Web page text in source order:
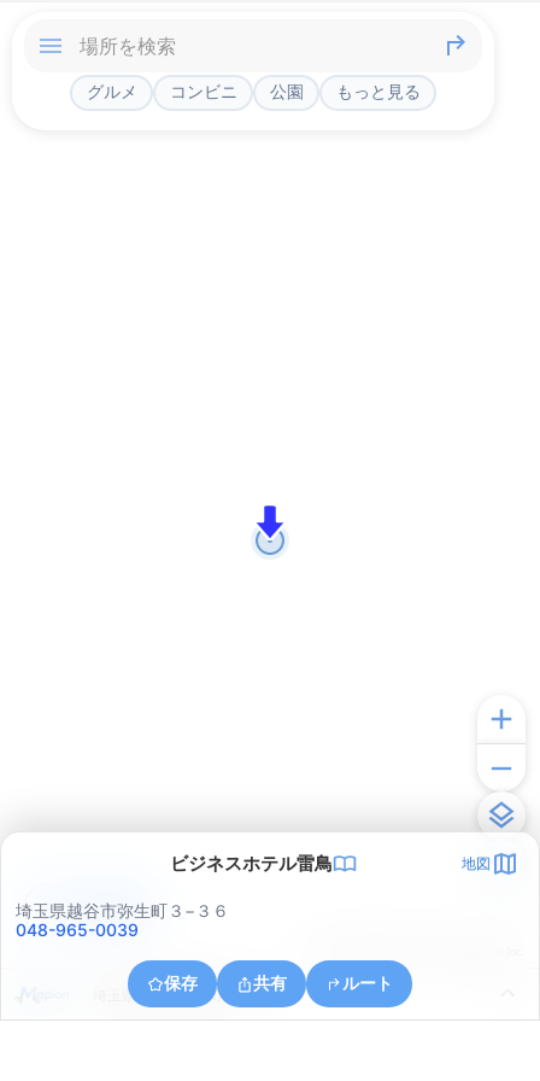
グルメ コンビニ 公園 もっと見る
ビジネスホテル雷鳥 地図
埼玉県越谷市弥生町３−３６
048-965-0039
保存 共有 ルート
埼玉県越谷市神明町３丁目
アプリで見る